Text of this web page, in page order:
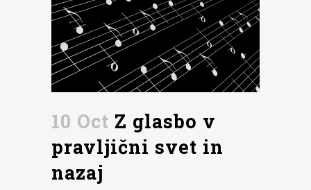
10 Oct Z glasbo v
pravljični svet in
nazaj